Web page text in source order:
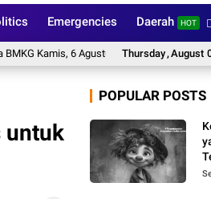
Emergencies Daerah HOT
Thursday,August
Kamis, 6 Agustus 2026: Waspada Hujan dan
untuk
POPULAR POSTS